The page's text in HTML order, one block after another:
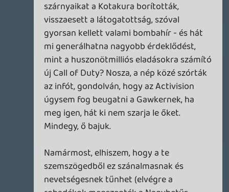
rehynn4 2011.05.31 22:50:36
Vega 2011.06.01 00:20:12 #0et4s
Ne légy csalódott, van még idén GC és TGS
rehynn4 2011.05.31 22:50:36 #0et4r
Really?